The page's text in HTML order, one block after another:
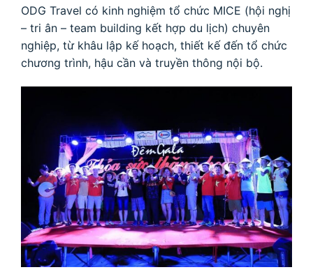
ODG Travel có kinh nghiệm tổ chức MICE (hội nghị
– tri ân – team building kết hợp du lịch) chuyên
nghiệp, từ khâu lập kế hoạch, thiết kế đến tổ chức
chương trình, hậu cần và truyền thông nội bộ.